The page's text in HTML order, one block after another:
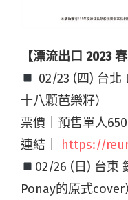
【漂流出口 2023
02/23 (四) 台北
十八顆芭樂籽）
票價｜預售單人
連結｜ https://
02/26 (日) 台東
Ponay的原式cover